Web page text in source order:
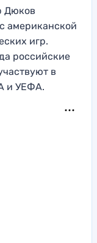
Дюков
американской
игр.
российские
в
и УЕФА.